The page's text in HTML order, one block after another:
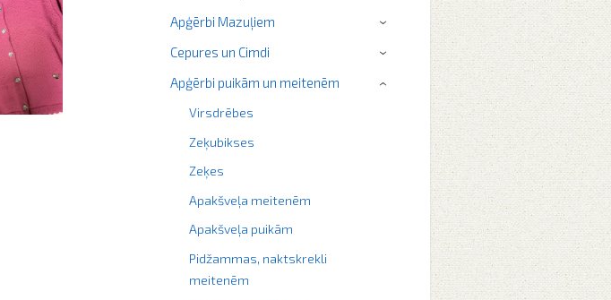
Apģērbi Mazuļiem ›
Cepures un Cimdi ›
Apģērbi puikām un meitenēm
Virsdrēbes
Zeķubikses
Zeķes
Apakšveļa meitenēm
Apakšveļa puikām
Pidžammas, naktskrekli
meitenēm
›